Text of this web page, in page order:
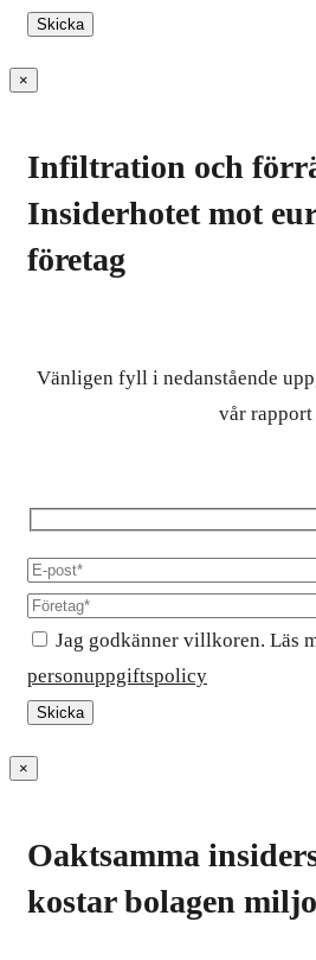
×
Infiltration och
Insiderhotet mot
företag
Vänligen fyll i nedanstående
vår rapport
Jag godkänner villkoren. Läs
personuppgiftspolicy
×
Oaktsamma
kostar bolagen